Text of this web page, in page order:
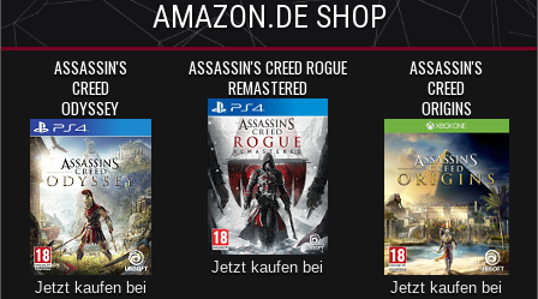
AMAZON.DE SHOP
ASSASSIN'S
CREED
ODYSSEY
Jetzt kaufen bei
ASSASSIN'S CREED ROGUE
REMASTERED
Jetzt kaufen bei
ASSASSIN'S
CREED
ORIGINS
Jetzt kaufen bei